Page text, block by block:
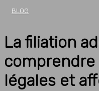
BLOG
La filiation
légales et